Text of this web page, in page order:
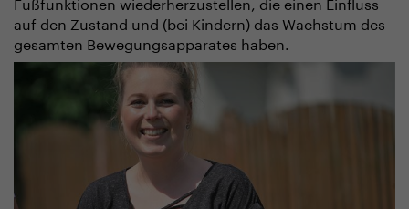
auf den Zustand und (bei Kindern) das Wachstum des
gesamten Bewegungsapparates haben.